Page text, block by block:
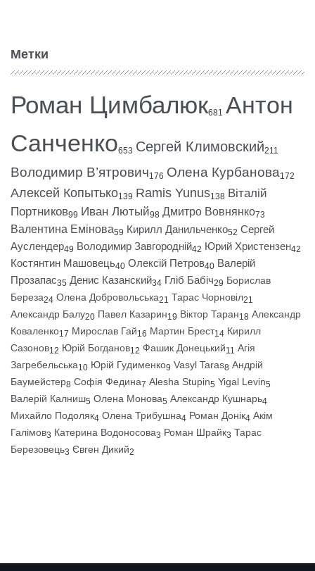
Метки
Роман Цимбалюк681 Антон
Санченко653 Сергей Климовский211
Володимир В’ятрович176 Олена Курбанова172
Алексей Копытько139 Ramis Yunus138 Віталій
Портников99 Иван Лютый98 Дмитро Вовнянко73
Валентина Емінова59 Кирилл Данильченко52 Сергей
Ауслендер49 Володимир Завгородній42 Юрий Христензен42
Костянтин Машовець40 Олексій Петров40 Валерій
Прозапас35 Денис Казанский34 Гліб Бабіч29 Борислав
Береза24 Олена Добровольська21 Тарас Чорновіл21
Александр Балу20 Павел Казарин19 Віктор Таран18 Александр
Коваленко17 Мирослав Гай16 Мартин Брест14 Кирилл
Сазонов12 Юрій Богданов12 Фашик Донецький11 Агія
Загребельська10 Юрій Гудименко9 Vasyl Taras8 Андрій
Баумейстер8 Софія Федина7 Alesha Stupin5 Yigal Levin5
Валерій Калниш5 Олена Монова5 Александр Кушнарь4
Михайло Подоляк4 Олена Трибушна4 Роман Донік4 Акім
Галімов3 Катерина Водоносова3 Роман Шрайк3 Тарас
Березовець3 Євген Дикий2